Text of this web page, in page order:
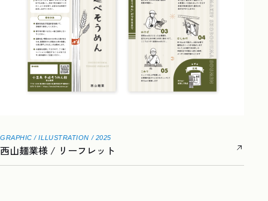
GRAPHIC / ILLUSTRATION / 2025
西山麺業様 / リーフレット